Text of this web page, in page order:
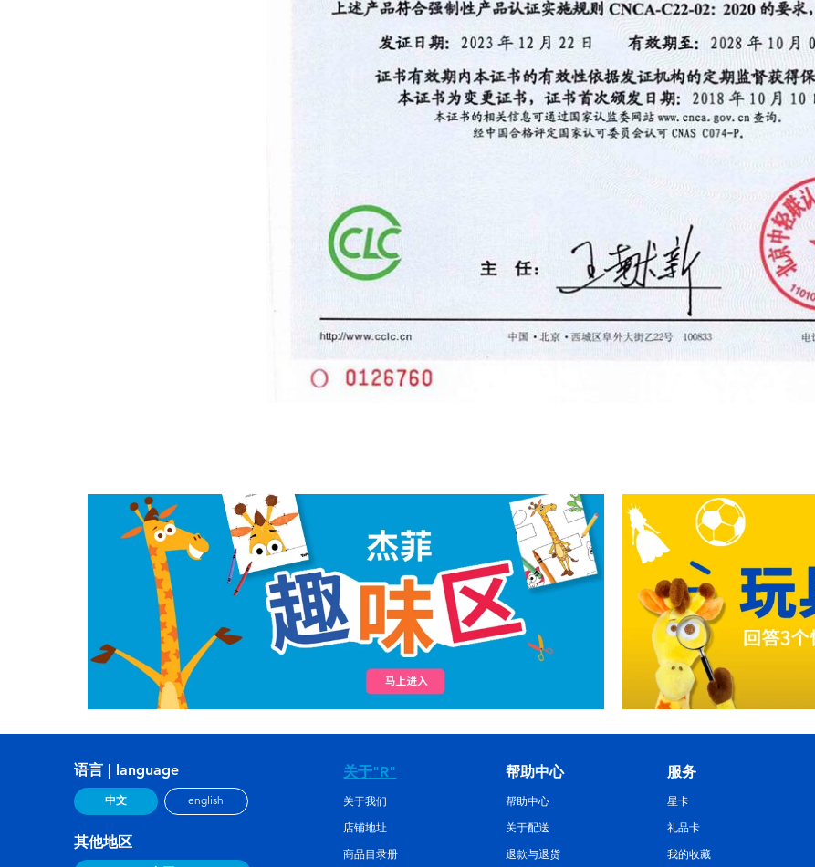
语言 | language
中文 english
其他地区
关于"R"
关于我们
店铺地址
商品目录册
帮助中心
帮助中心
关于配送
退款与退货
服务
星卡
礼品卡
我的收藏